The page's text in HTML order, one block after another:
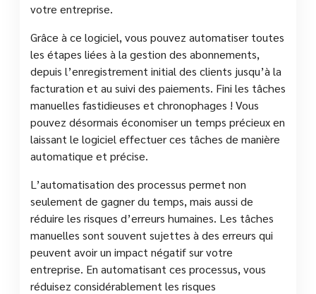
votre entreprise.
Grâce à ce logiciel, vous pouvez automatiser toutes
les étapes liées à la gestion des abonnements,
depuis l’enregistrement initial des clients jusqu’à la
facturation et au suivi des paiements. Fini les tâches
manuelles fastidieuses et chronophages ! Vous
pouvez désormais économiser un temps précieux en
laissant le logiciel effectuer ces tâches de manière
automatique et précise.
L’automatisation des processus permet non
seulement de gagner du temps, mais aussi de
réduire les risques d’erreurs humaines. Les tâches
manuelles sont souvent sujettes à des erreurs qui
peuvent avoir un impact négatif sur votre
entreprise. En automatisant ces processus, vous
réduisez considérablement les risques